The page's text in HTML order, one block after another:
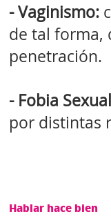
- Vaginismo:
de tal forma,
penetración.
- Fobia
por distintas
Hablar hace bien